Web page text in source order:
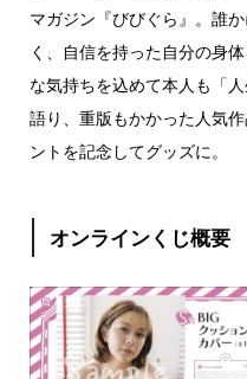
マガジン『びびぐら』。誰
く、自信を持った自分の身
な気持ちを込めて本人も「
語り、重版もかかった人気
ントを記念してグッズに。
オンラインくじ概要